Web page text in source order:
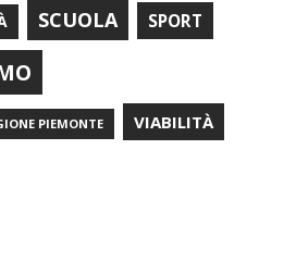
SCUOLA SPORT
PIEMONTE VIABILITÀ